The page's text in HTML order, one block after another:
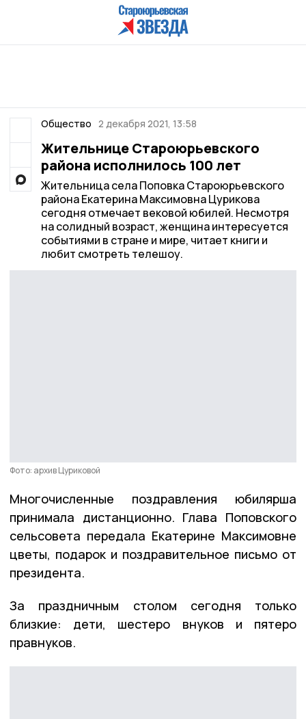
Общество 2 декабря 2021, 13:58
Жительнице Староюрьевского
района исполнилось 100 лет
Жительница села Поповка Староюрьевского
района Екатерина Максимовна Цурикова
сегодня отмечает вековой юбилей. Несмотря
на солидный возраст, женщина интересуется
событиями в стране и мире, читает книги и
любит смотреть телешоу.
Фото: архив Цуриковой
Многочисленные поздравления юбилярша
принимала дистанционно. Глава Поповского
сельсовета передала Екатерине Максимовне
цветы, подарок и поздравительное письмо от
президента.
За праздничным столом сегодня только
близкие: дети, шестеро внуков и пятеро
правнуков.